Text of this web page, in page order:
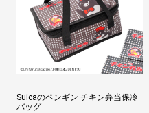
Suicaのペンギン チキン弁当保冷
バッグ